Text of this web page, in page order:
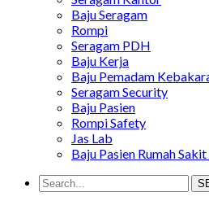
Baju Seragam
Rompi
Seragam PDH
Baju Kerja
Baju Pemadam
Seragam Security
Baju Pasien
Rompi Safety
Jas Lab
Baju Pasien Rumah